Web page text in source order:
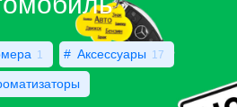
1 Аксессуары 17